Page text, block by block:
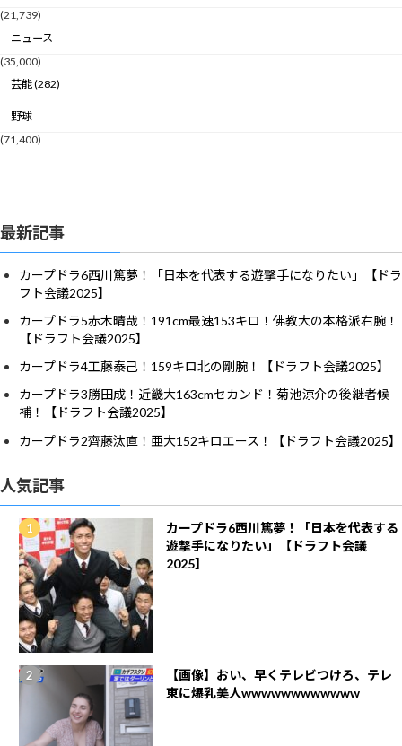
(21,739)
ニュース
(35,000)
芸能 (282)
野球
(71,400)
最新記事
カープドラ6西川篤夢！「日本を代表する遊撃手になりたい」【ドラ
フト会議2025】
カープドラ5赤木晴哉！191cm最速153キロ！佛教大の本格派右腕！
【ドラフト会議2025】
カープドラ4工藤泰己！159キロ北の剛腕！【ドラフト会議2025】
カープドラ3勝田成！近畿大163cmセカンド！菊池涼介の後継者候
補！【ドラフト会議2025】
カープドラ2齊藤汰直！亜大152キロエース！【ドラフト会議2025】
人気記事
カープドラ6西川篤夢！「日本を代表する
遊撃手になりたい」【ドラフト会議
2025】
【画像】おい、早くテレビつけろ、テレ
東に爆乳美人wwwwwwwwwwww